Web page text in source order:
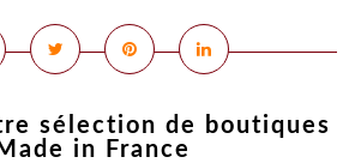
sélection de boutiques
Made in France